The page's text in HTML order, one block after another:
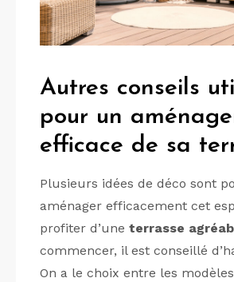
Autres conseils
pour un
efficace de sa
Plusieurs idées de déco sont
aménager efficacement cet
profiter d’une terrasse
commencer, il est conseillé
On a le choix entre les